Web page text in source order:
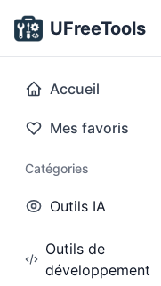
UFreeTools
Accueil
Mes favoris
Catégories
Outils IA
Outils de
développement